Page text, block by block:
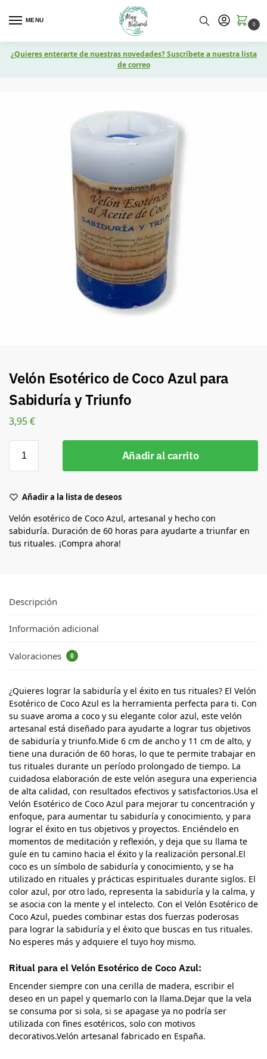
MENU
0
¿Quieres enterarte de nuestras novedades? Suscríbete a nuestra lista
de correo
Velón Esotérico de Coco Azul para
Sabiduría y Triunfo
3,95€
Añadir al carrito
Añadir a la lista de deseos
Velón esotérico de Coco Azul, artesanal y hecho con
sabiduría. Duración de 60 horas para ayudarte a triunfar en
tus rituales. ¡Compra ahora!
Descripción
Información adicional
Valoraciones 0
¿Quieres lograr la sabiduría y el éxito en tus rituales? El Velón
Esotérico de Coco Azul es la herramienta perfecta para ti. Con
su suave aroma a coco y su elegante color azul, este velón
artesanal está diseñado para ayudarte a lograr tus objetivos
de sabiduría y triunfo.Mide 6 cm de ancho y 11 cm de alto, y
tiene una duración de 60 horas, lo que te permite trabajar en
tus rituales durante un período prolongado de tiempo. La
cuidadosa elaboración de este velón asegura una experiencia
de alta calidad, con resultados efectivos y satisfactorios.Usa el
Velón Esotérico de Coco Azul para mejorar tu concentración y
enfoque, para aumentar tu sabiduría y conocimiento, y para
lograr el éxito en tus objetivos y proyectos. Enciéndelo en
momentos de meditación y reflexión, y deja que su llama te
guíe en tu camino hacia el éxito y la realización personal.El
coco es un símbolo de sabiduría y conocimiento, y se ha
utilizado en rituales y prácticas espirituales durante siglos. El
color azul, por otro lado, representa la sabiduría y la calma, y
se asocia con la mente y el intelecto. Con el Velón Esotérico de
Coco Azul, puedes combinar estas dos fuerzas poderosas
para lograr la sabiduría y el éxito que buscas en tus rituales.
No esperes más y adquiere el tuyo hoy mismo.
Ritual para el Velón Esotérico de Coco Azul:
Encender siempre con una cerilla de madera, escribir el
deseo en un papel y quemarlo con la llama.Dejar que la vela
se consuma por si sola, si se apagase ya no podría ser
utilizada con fines esotéricos, solo con motivos
decorativos.Velón artesanal fabricado en España.